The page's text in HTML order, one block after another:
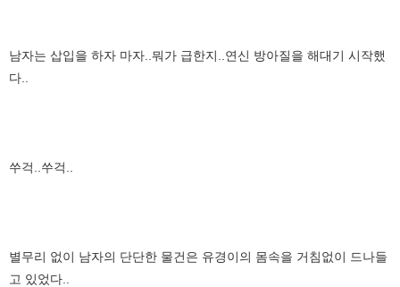
남자는 삽입을 하자 마자..뭐가 급한지..연신 방아질을 해대기 시작했
다..
쑤걱..쑤걱..
별무리 없이 남자의 단단한 물건은 유경이의 몸속을 거침없이 드나들
고 있었다..